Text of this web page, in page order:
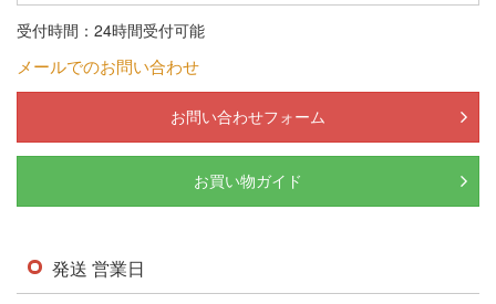
受付時間：24時間受付可能
メールでのお問い合わせ
お問い合わせフォーム
お買い物ガイド
発送 営業日